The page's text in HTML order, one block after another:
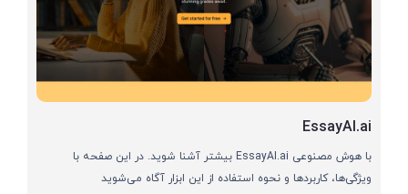
EssayAI.ai
با هوش مصنوعی EssayAI.ai بیشتر آشنا شوید. در این صفحه با
ویژگی‌ها، کاربردها و نحوه استفاده از این ابزار آگاه می‌شوید